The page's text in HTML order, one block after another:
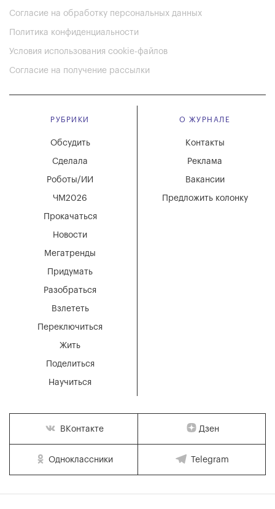
Согласие на обработку персональных данных
Политика конфиденциальности
Условия использования cookie-файлов
Согласие на получение рассылки
РУБРИКИ
Мегатренды
Придумать
Разобраться
Взлететь
Новости
Переключиться
Жить
Поделиться
Научиться
Обсудить
Сделала
Роботы/ИИ
ЧМ2026
Прокачаться
О ЖУРНАЛЕ
Вакансии
Реклама
Контакты
Предложить колонку
ВКонтакте Дзен
Одноклассники Telegram